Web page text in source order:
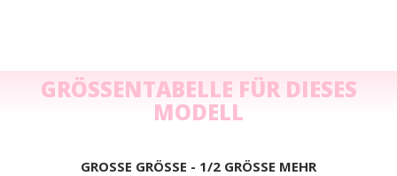
GRÖSSENTABELLE FÜR DIESES M
ODELL
GROSSE GRÖSSE - 1/2 GRÖSSE MEHR